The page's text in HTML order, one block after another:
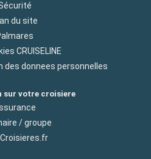
du site
CRUISELINE
des donnees personnelles
sur votre croisiere
/ groupe
Croisieres.fr